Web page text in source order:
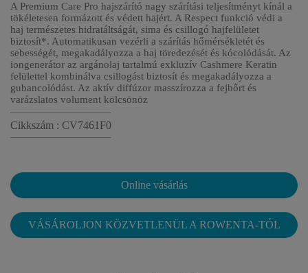
A Premium Care Pro hajszárító nagy szárítási teljesítményt kínál a
tökéletesen formázott és védett hajért. A Respect funkció védi a
haj természetes hidratáltságát, sima és csillogó hajfelületet
biztosít*. Automatikusan vezérli a szárítás hőmérsékletét és
sebességét, megakadályozza a haj töredezését és kócolódását. Az
iongenerátor az argánolaj tartalmú exkluzív Cashmere Keratin
felülettel kombinálva csillogást biztosít és megakadályozza a
gubancolódást. Az aktív diffúzor masszírozza a fejbőrt és
varázslatos volument kölcsönöz
Cikkszám : CV7461F0
Online vásárlás
VÁSÁROLJON KÖZVETLENÜL A ROWENTA-TÓL